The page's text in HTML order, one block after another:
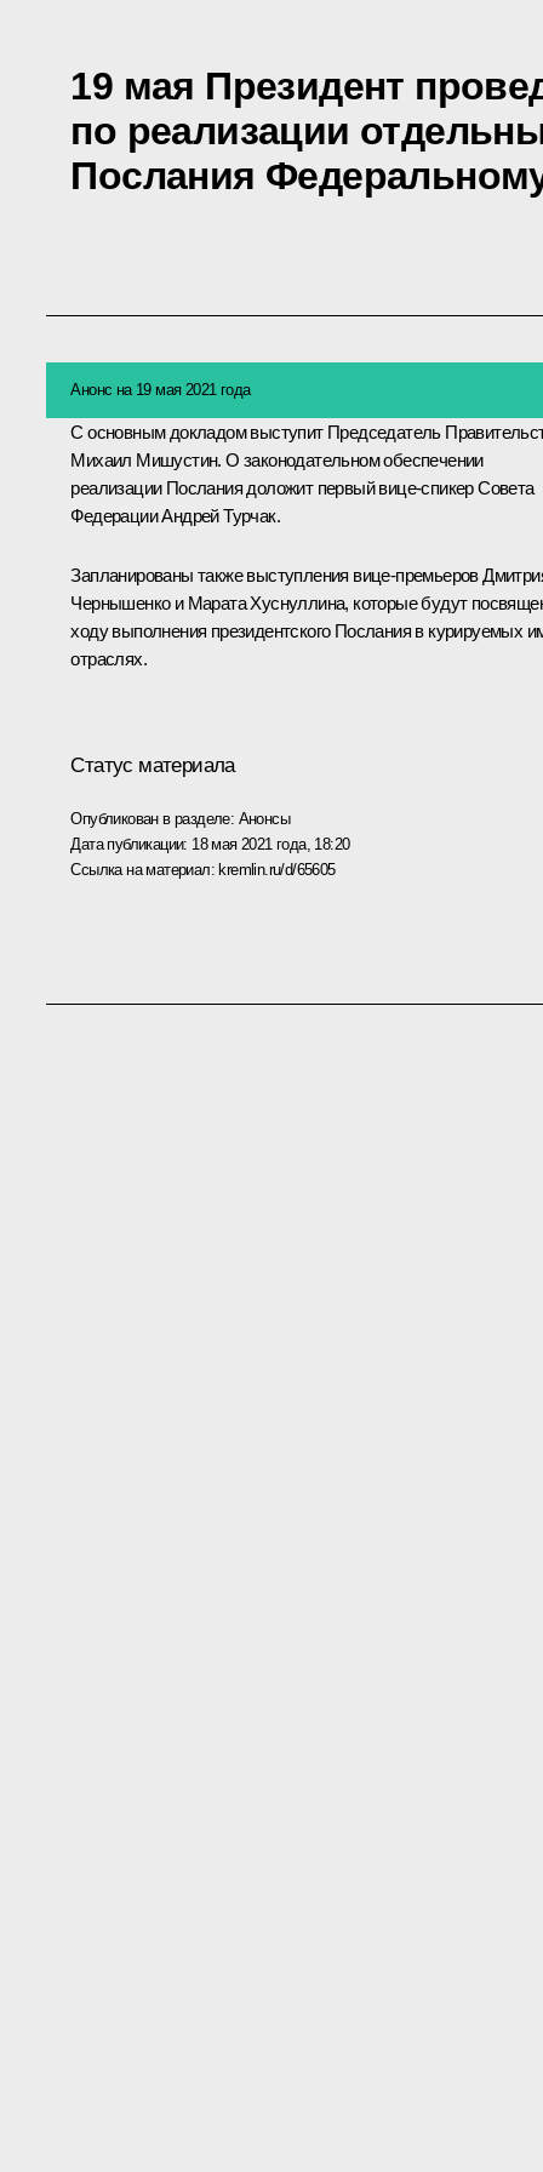
19 мая Президент
по реализации
Послания
Анонс на 19 мая 2021 года
С основным докладом выступит Председатель
Михаил Мишустин. О законодательном обеспечении
реализации Послания доложит первый вице-спикер Совета
ФедерацииАндрей Турчак.
Запланированы также выступления вице-премьеров
Чернышенкои Марата Хуснуллина, которые будут
ходу выполнения президентского Послания в курируемых
отраслях.
Статус материала
Опубликован в разделе: Анонсы
Дата публикации: 18 мая 2021 года, 18:20
Ссылка на материал:kremlin.ru/d/65605